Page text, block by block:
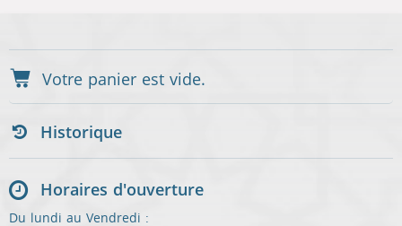
Historique
Horaires d'ouverture
Du lundi au Vendredi :